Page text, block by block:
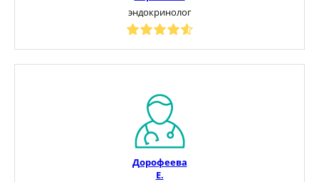
эндокринолог
Дорофеева
Е.